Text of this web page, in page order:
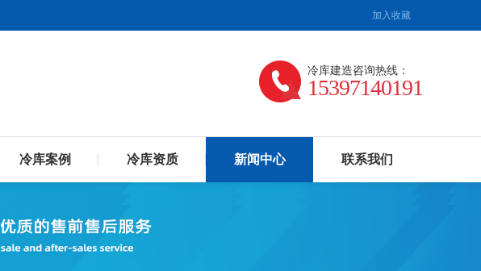
加入收藏
冷库建造咨询热线：
15397140191
冷库案例 冷库资质 新闻中心 联系我们